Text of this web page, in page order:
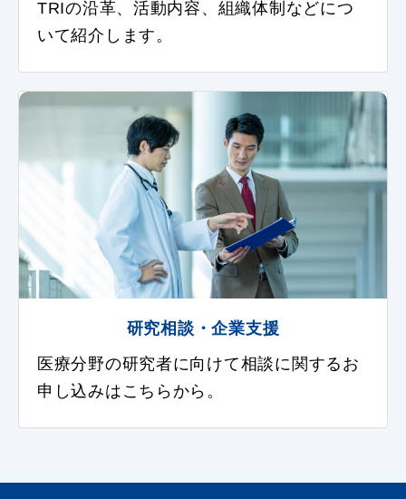
TRIの沿革、活動内容、組織体制などにつ
いて紹介します。
研究相談・企業支援
医療分野の研究者に向けて相談に関するお
申し込みはこちらから。